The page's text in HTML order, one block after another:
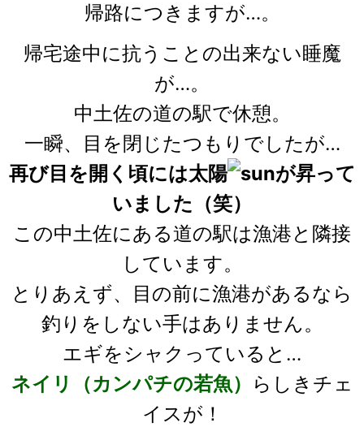
帰路につきますが…。
帰宅途中に抗うことの出来ない睡魔
が…。
中土佐の道の駅で休憩。
一瞬、目を閉じたつもりでしたが…
再び目を開く頃には太陽
が昇って
いました（笑）
この中土佐にある道の駅は漁港と隣接
しています。
とりあえず、目の前に漁港があるなら
釣りをしない手はありません。
エギをシャクっていると…
ネイリ（カンパチの若魚）
らしきチェ
イスが！